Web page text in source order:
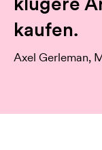
kaufen.
Axel Gerleman,